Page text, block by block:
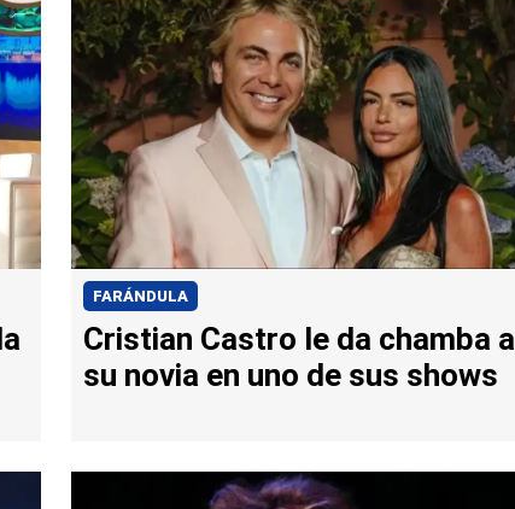
FARÁNDULA
Cristian Castro le da chamba a
su novia en uno de sus shows